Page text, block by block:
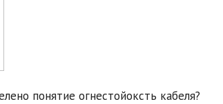
понятие огнестойоксть кабеля?